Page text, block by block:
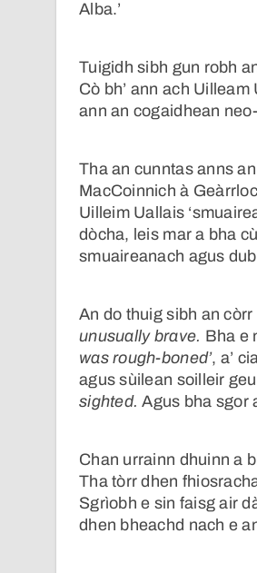
Alba.’
Tuigidh sibh gun robh
Cò bh’ ann ach
ann an cogaidhean
Tha an cunntas anns
MacCoinnich à
Uilleim Uallais
dòcha, leis mar a bha
smuaireanach agus
An do thuig sibh an
unusually brave. Bha e
was rough-boned’, a’
agus sùilean soilleir
sighted. Agus bha sgor
Chan urrainn dhuinn a
Tha tòrr dhen
Sgrìobh e sin faisg air
dhen bheachd nach e